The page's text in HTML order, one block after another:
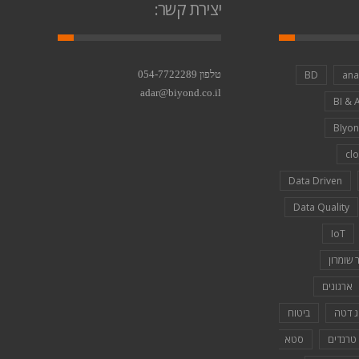
יצירת קשר:
טלפון 054-7722289
adar@biyond.co.il
BD
BI &
Data Driven
Data Quality
IoT
שומרון
ארגונים
דטה
ביטוח
טרנדים
סטא